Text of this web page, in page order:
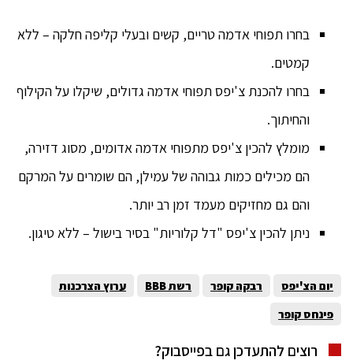
בחרו תפוחי אדמה טריים, קשים ובעלי קליפה חלקה – ללא
קמטים.
בחרו להכנת צ'יפס תפוחי אדמה גדולים, שיקלו על הקילוף
והחיתוך.
מומלץ להכין צ'יפס מתפוחי אדמה אדומים, מסוג דזירה,
הם מכילים כמות גבוהה של עמילן, הם שומרים על המרקם
והם גם מחזיקים מעמד זמן רב יותר.
ניתן להכין צ'יפס "דל קלוריות" בסיר בישול – ללא טיגון.
יום הצ'יפס רבקה קופר רשת BBB
ערוץ הצרכנות
פינחס קופר
רוצים להתעדכן גם בפייסבוק?